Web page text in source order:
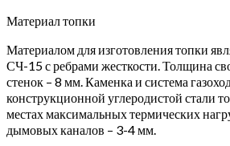
Материал топки
Материалом для изготовления топки
СЧ-15 с ребрами жесткости. Толщина
стенок – 8 мм. Каменка и система
конструкционной углеродистой стали
местах максимальных термических
дымовых каналов – 3-4 мм.